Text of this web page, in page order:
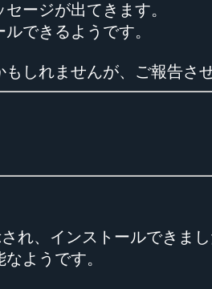
ージが出てきます。
できるようです。
しれませんが、ご報告さ
れ、インストールできまし
ようです。